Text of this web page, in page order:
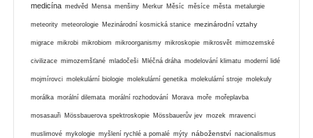
medicína medvěd Mensa menšiny Merkur Měsíc měsíce města metalurgie
meteority meteorologie Mezinárodní kosmická stanice mezinárodní vztahy
migrace mikrobi mikrobiom mikroorganismy mikroskopie mikrosvět mimozemské
civilizace mimozemšťané mladočeši Mléčná dráha modelování klimatu moderní lidé
mojmírovci molekulární biologie molekulární genetika molekulární stroje molekuly
morálka morální dilemata morální rozhodování Morava moře mořeplavba
mosasauři Mössbauerova spektroskopie Mössbauerův jev mozek mravenci
muslimové mykologie myšlení rychlé a pomalé mýty náboženství nacionalismus